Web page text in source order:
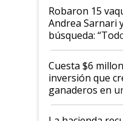
Robaron 15
Andrea Sarnari
búsqueda:
toca a algún
Cuesta $6
inversión que
ganaderos en
histórico para